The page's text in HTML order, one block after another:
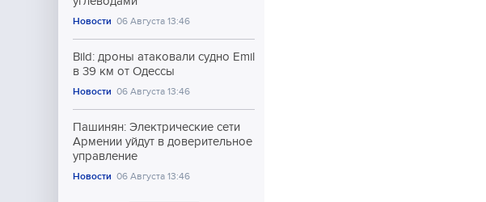
Новости 06 Августа 13:46
Bild: дроны атаковали судно Emil
в 39 км от Одессы
Новости 06 Августа 13:46
Пашинян: Электрические сети
Армении уйдут в доверительное
управление
Новости 06 Августа 13:46